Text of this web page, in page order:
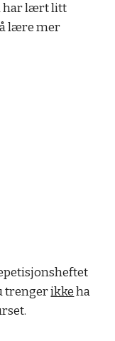
har lært litt
å lære mer
trengerikkeha